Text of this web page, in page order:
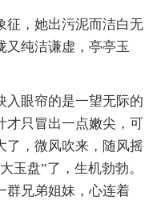
征，她出污泥而洁白无
又纯洁谦虚，亭亭玉
入眼帘的是一望无际的
才只冒出一点嫩尖，可
了，微风吹来，随风摇
玉盘”了，生机勃勃。
群兄弟姐妹，心连着